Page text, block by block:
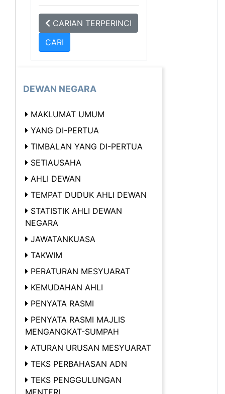
CARIAN TERPERINCI
DEWAN NEGARA
MAKLUMAT UMUM
YANG DI-PERTUA
TIMBALAN YANG DI-PERTUA
SETIAUSAHA
AHLI DEWAN
TEMPAT DUDUK AHLI DEWAN
STATISTIK AHLI DEWAN
NEGARA
JAWATANKUASA
TAKWIM
PERATURAN MESYUARAT
KEMUDAHAN AHLI
PENYATA RASMI
PENYATA RASMI MAJLIS
MENGANGKAT-SUMPAH
ATURAN URUSAN MESYUARAT
TEKS PERBAHASAN ADN
TEKS PENGGULUNGAN
MENTERI